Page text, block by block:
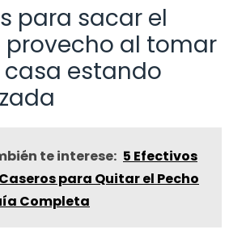
para sacar el
provecho al tomar
casa estando
te interese: 5 Efectivos
para Quitar el Pecho
Completa